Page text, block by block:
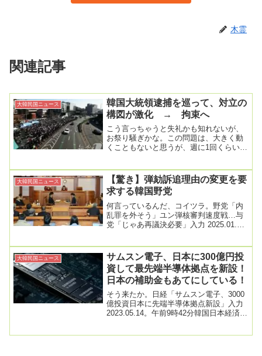
木霊
関連記事
大韓民国ニュース
韓国大統領逮捕を巡って、対立の
構図が激化 → 拘束へ
こう言っちゃうと失礼かも知れないが、
お祭り騒ぎかな。この問題は、大きく動
くこともないと思うが、週に1回くらいは
大韓民国ニュース
【驚き】弾劾訴追理由の変更を要
求する韓国野党
何言っているんだ、コイツラ。野党「内
乱罪を外そう」ユン弾核審判速度戦…与
党「じゃあ再議決必要」入力 2025.01.03.
大韓民国ニュース
サムスン電子、日本に300億円投
資して最先端半導体拠点を新設！
日本の補助金もあてにしている！
そう来たか。日経「サムスン電子、3000
億投資日本に先端半導体拠点新設」入力
2023.05.14。午前9時42分韓国日本経済新